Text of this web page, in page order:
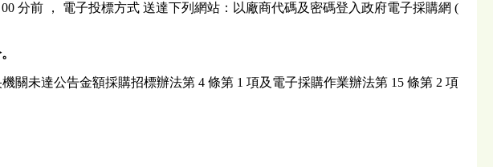
分前 ， 電子投標方式 送達下列網站：以廠商代碼及密碼登入政府電子採購網 (
關未達公告金額採購招標辦法第 4 條第 1 項及電子採購作業辦法第 15 條第 2 項